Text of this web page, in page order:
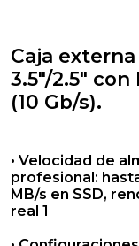
Caja
3.5"/2.5" con
(10 Gb/s).
• Velocidad de
profesional:
MB/s en SSD,
real 1